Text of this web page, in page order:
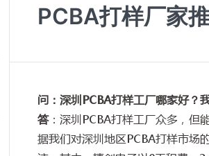
PCBA打样厂家
问：深圳PCBA打样工厂哪家好？
答：深圳PCBA打样工厂众多，但
据我们对深圳地区PCBA打样市场